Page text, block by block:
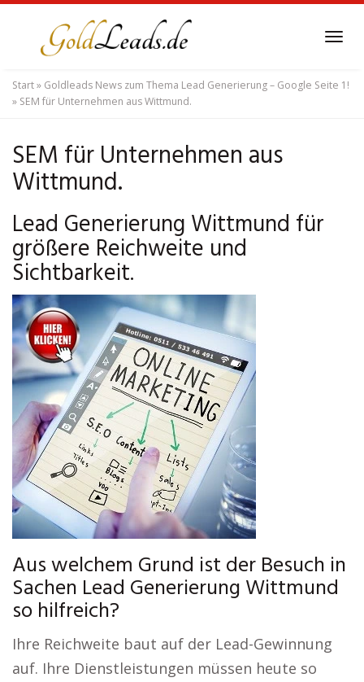
content
Start» Goldleads News zum Thema Lead Generierung – Google Seite 1!
» SEM für Unternehmen aus Wittmund.
SEM für Unternehmen aus
Wittmund.
Lead Generierung Wittmund für
größere Reichweite und
Sichtbarkeit.
Aus welchem Grund ist der Besuch in
Sachen Lead Generierung Wittmund
so hilfreich?
Ihre Reichweite baut auf der Lead-Gewinnung
auf. Ihre Dienstleistungen müssen heute so